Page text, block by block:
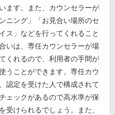
ます。また、カウンセラーが
ニング」「お見合い場所のセ
ス」などを行ってくれること
いは、専任カウンセラーが場
くれるので、利用者の手間が
うことができます。専任カウ
認定を受けた人で構成されて
ェックがあるので高水準が保
受けられるでしょう。また、